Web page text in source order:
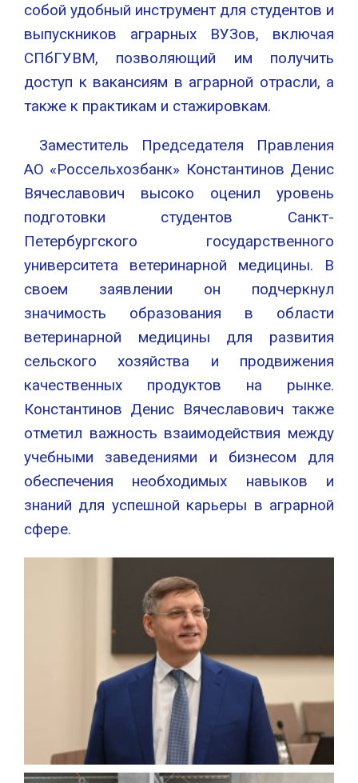
собой удобный инструмент для студентов и
выпускников аграрных ВУЗов, включая
СПбГУВМ, позволяющий им получить
доступ к вакансиям в аграрной отрасли, а
также к практикам и стажировкам.
Заместитель Председателя Правления
АО «Россельхозбанк» Константинов Денис
Вячеславович высоко оценил уровень
подготовки студентов Санкт-
Петербургского государственного
университета ветеринарной медицины. В
своем заявлении он подчеркнул
значимость образования в области
ветеринарной медицины для развития
сельского хозяйства и продвижения
качественных продуктов на рынке.
Константинов Денис Вячеславович также
отметил важность взаимодействия между
учебными заведениями и бизнесом для
обеспечения необходимых навыков и
знаний для успешной карьеры в аграрной
сфере.